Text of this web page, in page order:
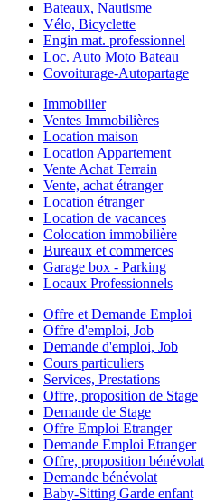
Bateaux, Nautisme
Vélo, Bicyclette
Engin mat. professionnel
Loc. Auto Moto Bateau
Covoiturage-Autopartage
Immobilier
Ventes Immobilières
Location maison
Location Appartement
Vente Achat Terrain
Vente, achat étranger
Location étranger
Location de vacances
Colocation immobilière
Bureaux et commerces
Garage box - Parking
Locaux Professionnels
Offre et Demande Emploi
Offre d'emploi, Job
Demande d'emploi, Job
Cours particuliers
Services, Prestations
Offre, proposition de Stage
Demande de Stage
Offre Emploi Etranger
Demande Emploi Etranger
Offre, proposition bénévolat
Demande bénévolat
Baby-Sitting Garde enfant